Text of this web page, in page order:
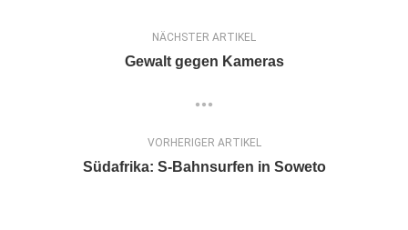
NÄCHSTER ARTIKEL
Gewalt gegen Kameras
VORHERIGER ARTIKEL
Südafrika: S-Bahnsurfen in Soweto